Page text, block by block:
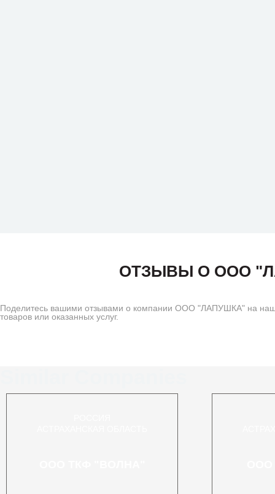
ОТЗЫВЫ О ООО
Поделитесь вашими отзывами о компании ООО "ЛАПУШКА" на
товаров или оказанных услуг.